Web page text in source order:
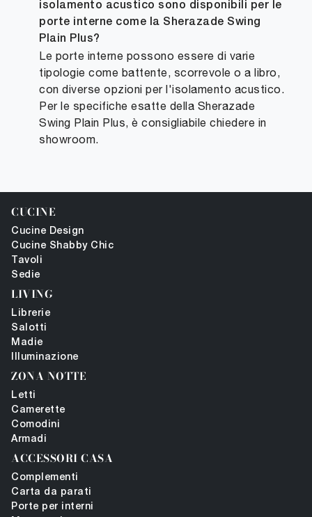
isolamento acustico sono disponibili per le
porte interne come la Sherazade Swing
Plain Plus?
Le porte interne possono essere di varie
tipologie come battente, scorrevole o a libro,
con diverse opzioni per l'isolamento acustico.
Per le specifiche esatte della Sherazade
Swing Plain Plus, è consigliabile chiedere in
showroom.
CUCINE
Cucine Design
Cucine Shabby Chic
Tavoli
Sedie
LIVING
Librerie
Salotti
Madie
Illuminazione
ZONA NOTTE
Letti
Camerette
Comodini
Armadi
ACCESSORI CASA
Complementi
Carta da parati
Porte per interni